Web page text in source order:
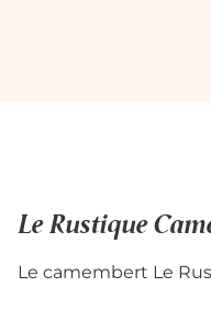
Le Rustique
Le camembert Le